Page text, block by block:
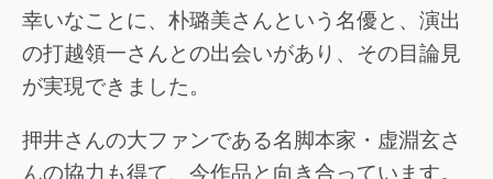
幸いなことに、朴璐美さんという名優と、演出
の打越領一さんとの出会いがあり、その目論見
が実現できました。
押井さんの大ファンである名脚本家・虚淵玄さ
んの協力も得て、今作品と向き合っています。